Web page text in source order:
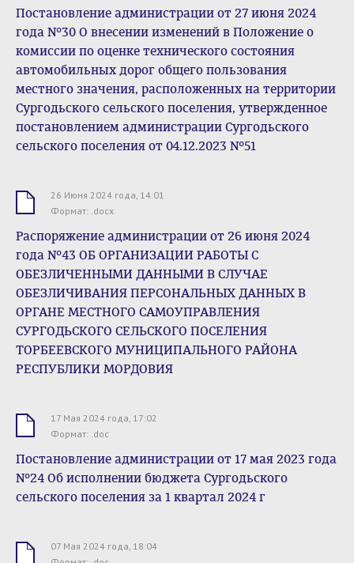
Постановление администрации от 27 июня 2024
года №30 О внесении изменений в Положение о
комиссии по оценке технического состояния
автомобильных дорог общего пользования
местного значения, расположенных на территории
Сургодьского сельского поселения, утвержденное
постановлением администрации Сургодьского
сельского поселения от 04.12.2023 №51
26 Июня 2024 года, 14:01
Формат: .docx
Распоряжение администрации от 26 июня 2024
года №43 ОБ ОРГАНИЗАЦИИ РАБОТЫ С
ОБЕЗЛИЧЕННЫМИ ДАННЫМИ В СЛУЧАЕ
ОБЕЗЛИЧИВАНИЯ ПЕРСОНАЛЬНЫХ ДАННЫХ В
ОРГАНЕ МЕСТНОГО САМОУПРАВЛЕНИЯ
СУРГОДЬСКОГО СЕЛЬСКОГО ПОСЕЛЕНИЯ
ТОРБЕЕВСКОГО МУНИЦИПАЛЬНОГО РАЙОНА
РЕСПУБЛИКИ МОРДОВИЯ
17 Мая 2024 года, 17:02
Формат: .doc
Постановление администрации от 17 мая 2023 года
№24 Об исполнении бюджета Сургодьского
сельского поселения за 1 квартал 2024 г
07 Мая 2024 года, 18:04